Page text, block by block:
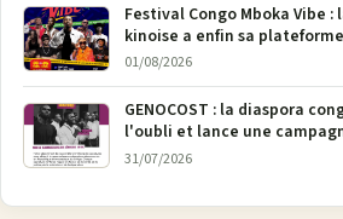
Festival Congo Mboka Vibe :
kinoise a enfin sa
urbaine
01/08/2026
GENOCOST : la diaspora
l'oubli et lance une
la pétition FONAREV depuis
31/07/2026